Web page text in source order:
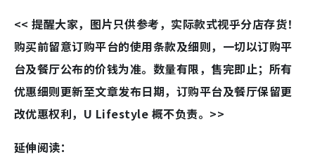
<< 提醒大家，图片只供参考，实际款式视乎分店存货！
购买前留意订购平台的使用条款及细则，一切以订购平
台及餐厅公布的价钱为准。数量有限，售完即止；所有
优惠细则更新至文章发布日期，订购平台及餐厅保留更
改优惠权利，U Lifestyle 概不负责。>>
延伸阅读：